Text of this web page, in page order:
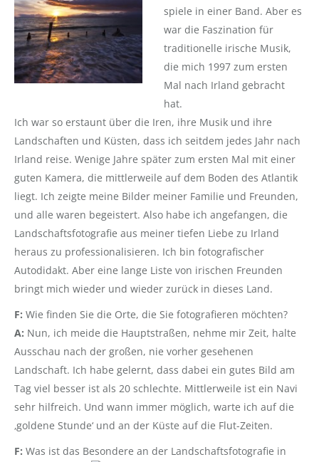
spiele in einer Band. Aber es
war die Faszination für
traditionelle irische Musik,
die mich 1997 zum ersten
Mal nach Irland gebracht
hat.
Ich war so erstaunt über die Iren, ihre Musik und ihre
Landschaften und Küsten, dass ich seitdem jedes Jahr nach
Irland reise. Wenige Jahre später zum ersten Mal mit einer
guten Kamera, die mittlerweile auf dem Boden des Atlantik
liegt. Ich zeigte meine Bilder meiner Familie und Freunden,
und alle waren begeistert. Also habe ich angefangen, die
Landschaftsfotografie aus meiner tiefen Liebe zu Irland
heraus zu professionalisieren. Ich bin fotografischer
Autodidakt. Aber eine lange Liste von irischen Freunden
bringt mich wieder und wieder zurück in dieses Land.
F: Wie finden Sie die Orte, die Sie fotografieren möchten?
A: Nun, ich meide die Hauptstraßen, nehme mir Zeit, halte
Ausschau nach der großen, nie vorher gesehenen
Landschaft. Ich habe gelernt, dass dabei ein gutes Bild am
Tag viel besser ist als 20 schlechte. Mittlerweile ist ein Navi
sehr hilfreich. Und wann immer möglich, warte ich auf die
‚goldene Stunde‘ und an der Küste auf die Flut-Zeiten.
F: Was ist das Besondere an der Landschaftsfotografie in